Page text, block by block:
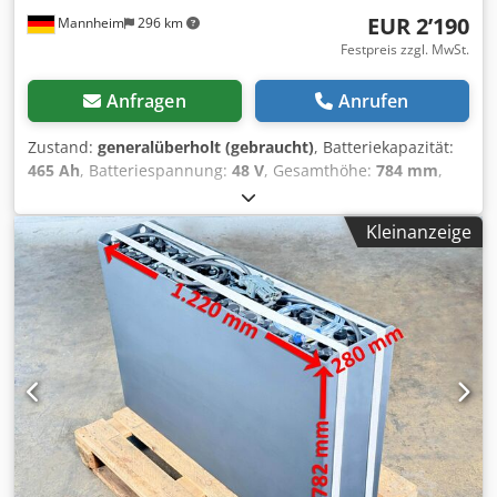
Mannheim 296 km EUR 2’190
Festpreis zzgl. MwSt.
Anfragen Anrufen
Zustand: generalüberholt (gebraucht), Batteriekapazität:
465 Ah, Batteriespannung: 48 V, Gesamthöhe: 784 mm,
, Gesamtbreite:
Staplerbatterie für Ihren Stapler - 48V 3PZS 465AH - DIN B
+ 1 Jahr Gewährleistung + inkl. Aquamatik + inkl.
Endableiter & Stecker REMA 320 (andere Stecker können
bei Bedarf verbaut werden) + Kapazität: min. 90-100% (C5
Kapazitätsprotokoll wird bei der Auslieferung beigelegt) +
Auslieferungsjahr 2024 Cjdpfx Asy Rnlcsbijha
Abmessungen: Länge 1.035 mm Breite 353 mm Höhe 784
mm Gewicht: ca. 770 kg Passend für folgende Modelle und
weitere: Linde A (1120) - 5022-00 Linde E 15 C - 322-00
Linde E 18 Z - 322-00 Linde R 10 BN - 1120-00 Linde R 10
CN - 1120-00 Linde R 10 N - 1120-00 Linde R 10 N - 1120-00
- frontaler Wechsel Linde R 12 BN - 1120-00 Linde R 12 CN
Kleinanzeige